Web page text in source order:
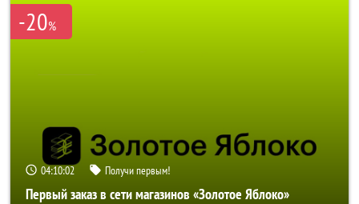
-20%
04:10:00 Получи первым!
Первый заказ в сети магазинов «Золотое Яблоко»